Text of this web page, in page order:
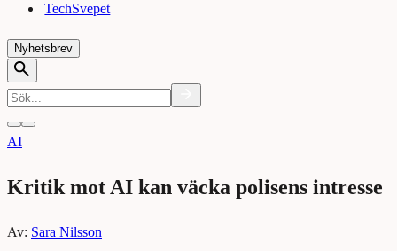
TechSvepet
Nyhetsbrev
AI
Kritik mot AI kan väcka polisens intresse
Av: Sara Nilsson